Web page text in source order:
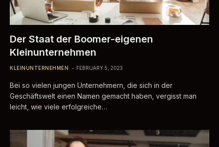
Der Staat der Boomer-eigenen
Kleinunternehmen
KLEINUNTERNEHMEN FEBRUARY 5, 2023
Bei so vielen jungen Unternehmern, die sich in der
Geschäftswelt einen Namen gemacht haben, vergisst man
leicht, wie viele erfolgreiche…